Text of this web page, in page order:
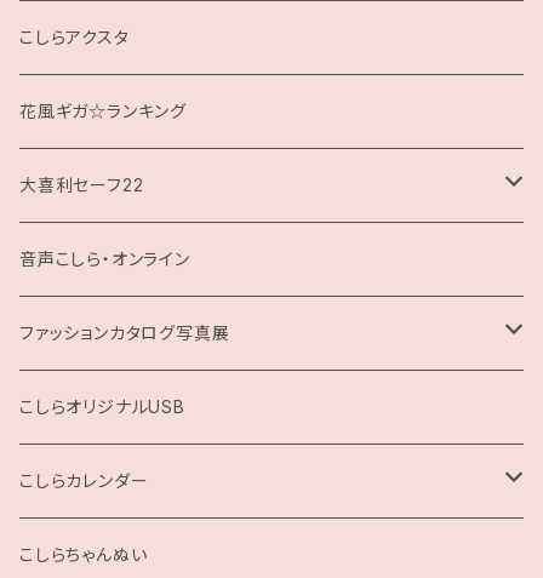
クッション
こしらアクスタ
花風ギガ☆ランキング
大喜利セーフ22
お題回答Tシャツ
音声こしら・オンライン
ファッションカタログ写真展
展示用A4サイズ
2L版
こしらオリジナルUSB
こしらカレンダー
2025
こしらちゃんぬい